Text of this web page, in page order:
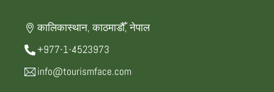
कालिकास्थान, काठमाडौँ, नेपाल
+977-1-4523973
info@tourismface.com